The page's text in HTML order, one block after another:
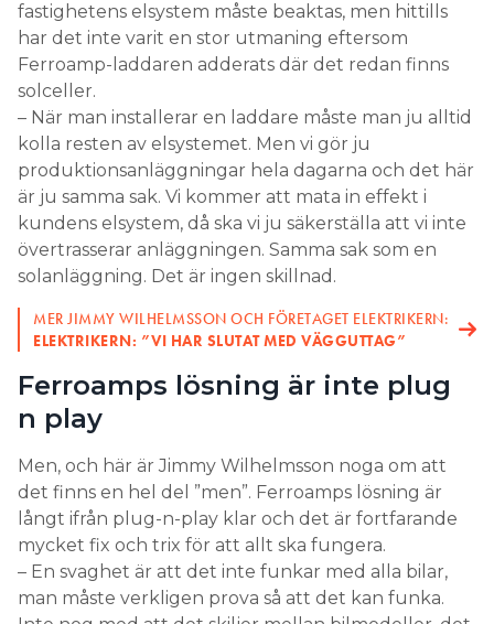
fastighetens elsystem måste beaktas, men hittills
har det inte varit en stor utmaning eftersom
Ferroamp-laddaren adderats där det redan finns
solceller.
– När man installerar en laddare måste man ju alltid
kolla resten av elsystemet. Men vi gör ju
produktionsanläggningar hela dagarna och det här
är ju samma sak. Vi kommer att mata in effekt i
kundens elsystem, då ska vi ju säkerställa att vi inte
övertrasserar anläggningen. Samma sak som en
solanläggning. Det är ingen skillnad.
MER JIMMY WILHELMSSON OCH FÖRETAGET ELEKTRIKERN:
ELEKTRIKERN: ”VI HAR SLUTAT MED VÄGGUTTAG”
Ferroamps lösning är inte plug
n play
Men, och här är Jimmy Wilhelmsson noga om att
det finns en hel del ”men”. Ferroamps lösning är
långt ifrån plug-n-play klar och det är fortfarande
mycket fix och trix för att allt ska fungera.
– En svaghet är att det inte funkar med alla bilar,
man måste verkligen prova så att det kan funka.